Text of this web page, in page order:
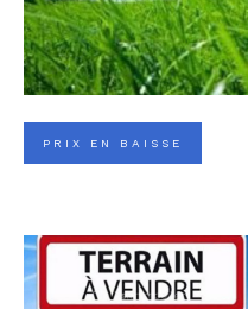
PRIX EN BAISSE